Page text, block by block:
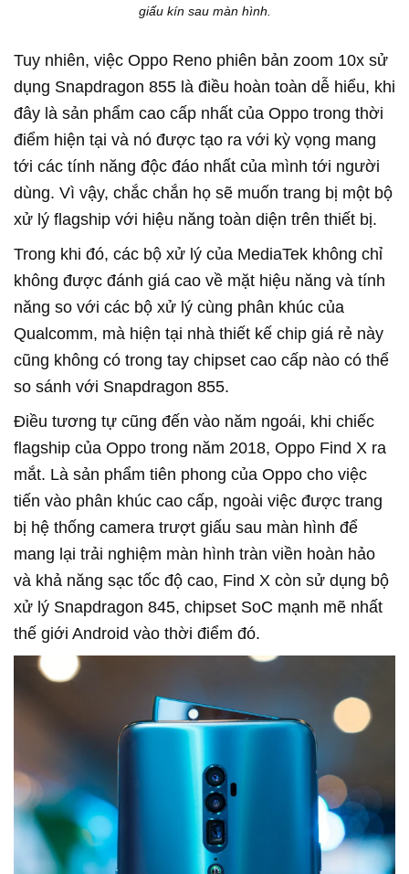
giấu kín sau màn hình.
Tuy nhiên, việc Oppo Reno phiên bản zoom 10x sử
dụng Snapdragon 855 là điều hoàn toàn dễ hiểu, khi
đây là sản phẩm cao cấp nhất của Oppo trong thời
điểm hiện tại và nó được tạo ra với kỳ vọng mang
tới các tính năng độc đáo nhất của mình tới người
dùng. Vì vậy, chắc chắn họ sẽ muốn trang bị một bộ
xử lý flagship với hiệu năng toàn diện trên thiết bị.
Trong khi đó, các bộ xử lý của MediaTek không chỉ
không được đánh giá cao về mặt hiệu năng và tính
năng so với các bộ xử lý cùng phân khúc của
Qualcomm, mà hiện tại nhà thiết kế chip giá rẻ này
cũng không có trong tay chipset cao cấp nào có thể
so sánh với Snapdragon 855.
Điều tương tự cũng đến vào năm ngoái, khi chiếc
flagship của Oppo trong năm 2018, Oppo Find X ra
mắt. Là sản phẩm tiên phong của Oppo cho việc
tiến vào phân khúc cao cấp, ngoài việc được trang
bị hệ thống camera trượt giấu sau màn hình để
mang lại trải nghiệm màn hình tràn viền hoàn hảo
và khả năng sạc tốc độ cao, Find X còn sử dụng bộ
xử lý Snapdragon 845, chipset SoC mạnh mẽ nhất
thế giới Android vào thời điểm đó.